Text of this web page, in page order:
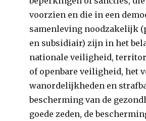
voorzien en die in een
samenleving noodzakelijk
en subsidiair) zijn in het
nationale veiligheid,
of openbare veiligheid, het
wanordelijkheden en
bescherming van de
goede zeden, de